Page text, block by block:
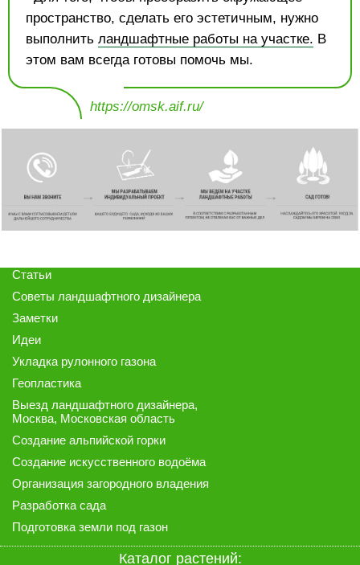
пространство, сделать его эстетичным, нужно
выполнить ландшафтные работы на участке. В
этом вам всегда готовы помочь мы.
https://omsk.aif.ru/
Статьи
Советы ландшафтного дизайнера
Заметки
Идеи
Укладка рулонного газона
Геопластика
Выезд ландшафтного дизайнера,
Москва, Московская область
Создание альпийской горки
Создание искусственного водоёма
Организация загородного владения
Разработка сада
Подготовка земли под газон
Каталог растений: